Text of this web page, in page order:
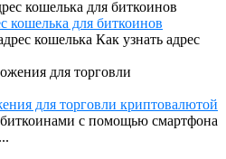
кошелька для биткоинов
кошелька Как узнать адрес
для торговли криптовалютой
с помощью смартфона